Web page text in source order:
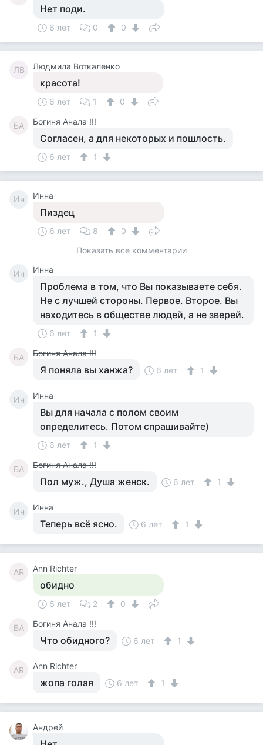
Нет поди.
6 лет 0 0
ЛВ Людмила Воткаленко
красота!
6 лет 1 0
БА Богиня Анала !!!
Согласен, а для некоторых и пошлость.
6 лет 1
Ин Инна
Пиздец
6 лет 8
0
Показать все комментарии
Ин Инна
Проблема в том, что Вы показываете себя.
Не с лучшей стороны. Первое. Второе. Вы
находитесь в обществе людей, а не зверей.
6 лет 1
БА Богиня Анала !!!
Я поняла вы ханжа? 6 лет 1
Ин Инна
Вы для начала с полом своим
определитесь. Потом спрашивайте)
6 лет 1
БА Богиня Анала !!!
Пол муж., Душа женск. 6 лет 1
Ин Инна
Теперь всё ясно. 6 лет 1
AR Ann Richter
обидно
6 лет 2 0
БА Богиня Анала !!!
Что обидного? 6 лет 1
AR Ann Richter
жопа голая 6 лет 1
Андрей